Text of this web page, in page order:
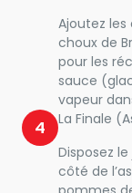
Ajoutez
choux de
pour les
sauce
vapeur
4
La Finale
Disposez
côté de